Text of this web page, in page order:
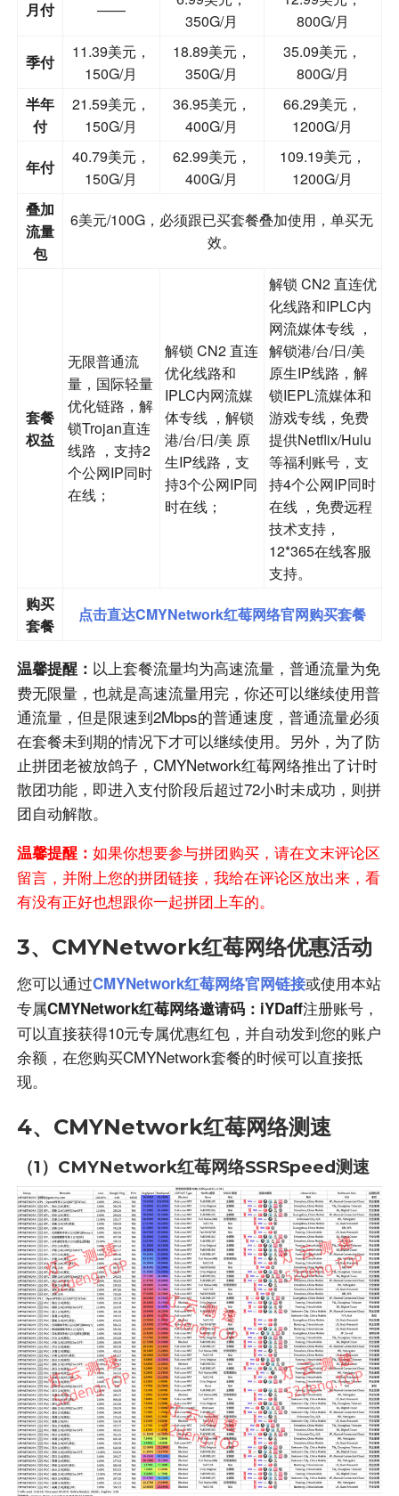
月付 ——
350G/月
800G/月
季付
11.39美元，
150G/月
18.89美元，
350G/月
35.09美元，
800G/月
半年
付
21.59美元，
150G/月
36.95美元，
400G/月
66.29美元，
1200G/月
年付
40.79美元，
150G/月
62.99美元，
400G/月
109.19美元，
1200G/月
叠加
流量
包
6美元/100G，必须跟已买套餐叠加使用，单买无
效。
套餐
权益
无限普通流
量，国际轻量
优化链路，解
锁Trojan直连
线路 ，支持2
个公网IP同时
在线；
解锁 CN2 直连
优化线路和
IPLC内网流媒
体专线 ，解锁
港/台/日/美 原
生IP线路，支
持3个公网IP同
时在线；
解锁 CN2 直连优
化线路和IPLC内
网流媒体专线 ，
解锁港/台/日/美
原生IP线路，解
锁IEPL流媒体和
游戏专线，免费
提供Netflix/Hulu
等福利账号，支
持4个公网IP同时
在线 ，免费远程
技术支持，
12*365在线客服
支持。
购买
套餐
点击直达CMYNetwork红莓网络官网购买套餐
温馨提醒： 以上套餐流量均为高速流量，普通流量为免
费无限量，也就是高速流量用完，你还可以继续使用普
通流量，但是限速到2Mbps的普通速度，普通流量必须
在套餐未到期的情况下才可以继续使用。另外，为了防
止拼团老被放鸽子，CMYNetwork红莓网络推出了计时
散团功能，即进入支付阶段后超过72小时未成功，则拼
团自动解散。
温馨提醒： 如果你想要参与拼团购买，请在文末评论区
留言，并附上您的拼团链接，我给在评论区放出来，看
有没有正好也想跟你一起拼团上车的。
3、CMYNetwork红莓网络优惠活动
您可以通过CMYNetwork红莓网络官网链接或使用本站
专属CMYNetwork红莓网络邀请码：iYDaff注册账号，
可以直接获得10元专属优惠红包，并自动发到您的账户
余额，在您购买CMYNetwork套餐的时候可以直接抵
现。
4、CMYNetwork红莓网络测速
（1）CMYNetwork红莓网络SSRSpeed测速